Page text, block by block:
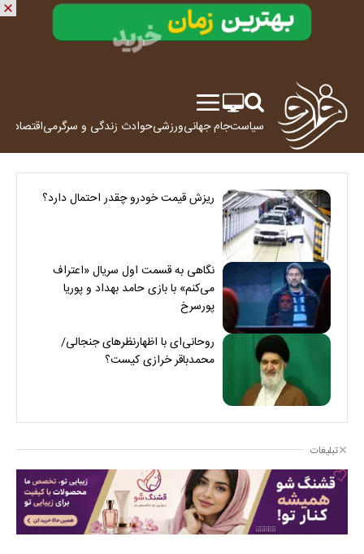
سیاستجام جهانیورزشیحوادث زندگی و سرگرمیاقتصاد
ریزش قیمت خودرو چقدر احتمال دارد؟
نگاهی به قسمت اول سریال «اعتراف
می‌کنم» با بازی حامد بهداد و پوریا
پورسرخ
روحانی‌ای با اظهارنظرهای جنجالی/
محمدباقر خرازی کیست؟
تبلیغات